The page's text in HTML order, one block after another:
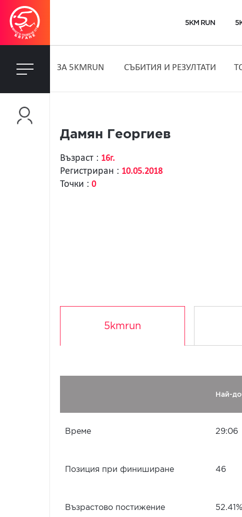
5KM RUN
ЗA 5KMRUN СЪБИТИЯ И РЕЗУЛТАТИ
Дамян Георгиев
Възраст : 16г.
Регистриран : 10.05.2018
Точки : 0
5kmrun
Най-
Време 29:06
Позиция при финиширане 46
Възрастово постижение 52.41%